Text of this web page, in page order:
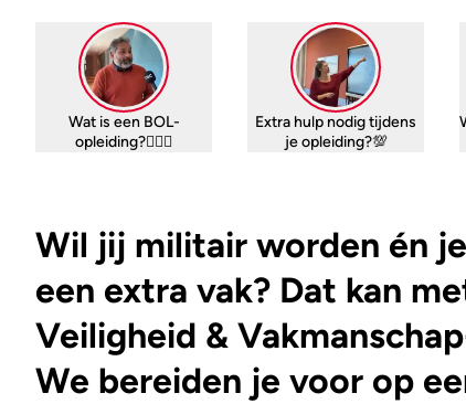
Wat is een BOL-
opleiding?🤷🏼‍♀️
Extra hulp nodig tijdens
je opleiding?💯
Wil jij militair worden én
een extra vak? Dat kan
Veiligheid &
We bereiden je voor op